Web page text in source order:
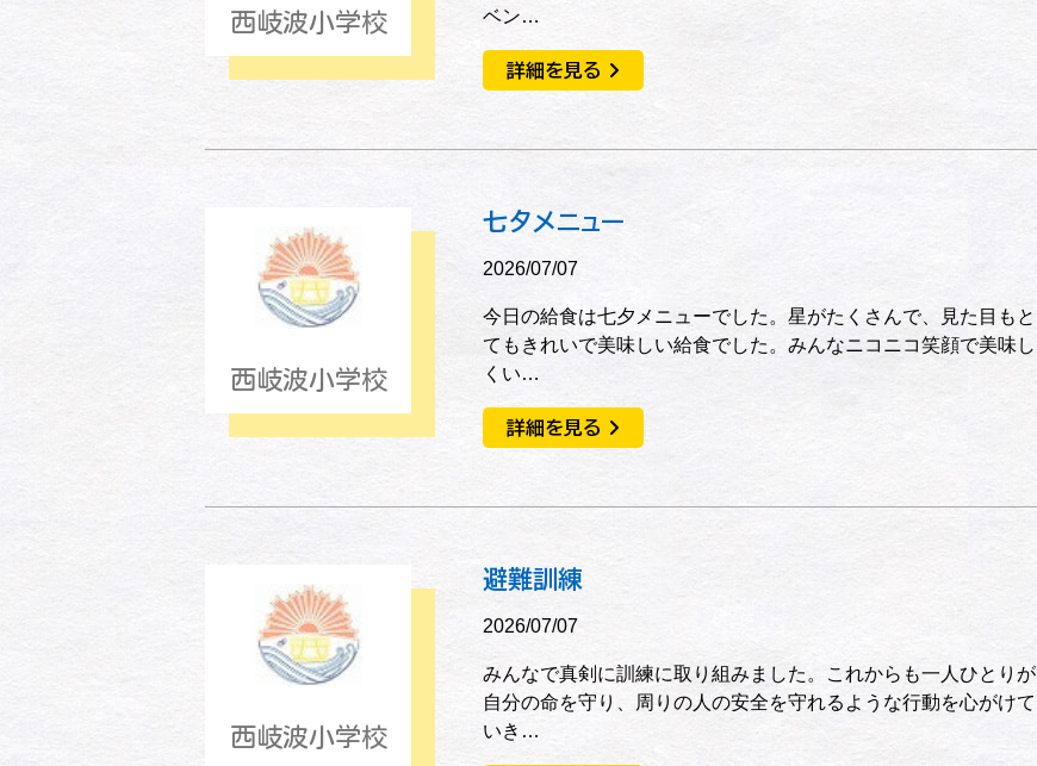
西岐波小学校
ベン…
詳細を見る
西岐波小学校
七夕メニュー
2026/07/07
今日の給食は七夕メニューでした。星がたくさんで、見た目もと
てもきれいで美味しい給食でした。みんなニコニコ笑顔で美味し
くい…
詳細を見る
西岐波小学校
避難訓練
2026/07/07
みんなで真剣に訓練に取り組みました。これからも一人ひとりが
自分の命を守り、周りの人の安全を守れるような行動を心がけて
いき…